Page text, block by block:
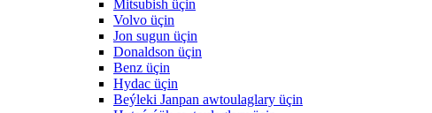
Mitsubish üçin
Volvo üçin
Jon sugun üçin
Donaldson üçin
Benz üçin
Hydac üçin
Beýleki Janpan awtoulaglary üçin